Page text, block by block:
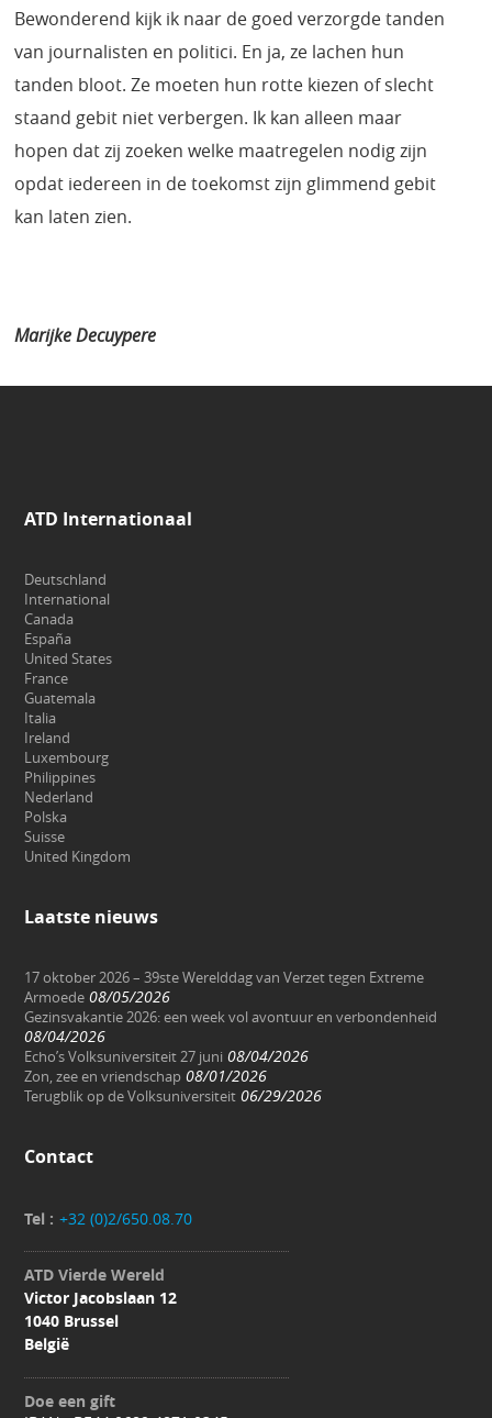
Bewonderend kijk ik naar de goed verzorgde tanden
van journalisten en politici. En ja, ze lachen hun
tanden bloot. Ze moeten hun rotte kiezen of slecht
staand gebit niet verbergen. Ik kan alleen maar
hopen dat zij zoeken welke maatregelen nodig zijn
opdat iedereen in de toekomst zijn glimmend gebit
kan laten zien.
Marijke Decuypere
ATD Internationaal
Deutschland
International
Canada
España
United States
France
Guatemala
Italia
Ireland
Luxembourg
Philippines
Nederland
Polska
Suisse
United Kingdom
Laatste nieuws
17 oktober 2026 – 39ste Werelddag van Verzet tegen Extreme
Armoede 08/05/2026
Gezinsvakantie 2026: een week vol avontuur en verbondenheid
08/04/2026
Echo’s Volksuniversiteit 27 juni 08/04/2026
Zon, zee en vriendschap 08/01/2026
Terugblik op de Volksuniversiteit 06/29/2026
Contact
Tel : +32 (0)2/650.08.70
ATD Vierde Wereld
Victor Jacobslaan 12
1040 Brussel
België
Doe een gift